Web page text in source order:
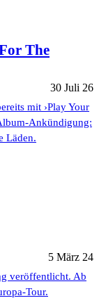
The
30 Juli 26
mit ›Play Your
Ankündigung:
Läden.
5 März 24
veröffentlicht. Ab
Tour.